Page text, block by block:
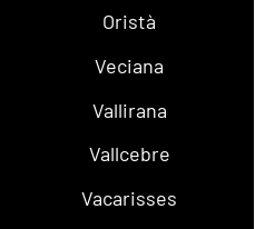
Oristà
Veciana
Vallirana
Vallcebre
Vacarisses